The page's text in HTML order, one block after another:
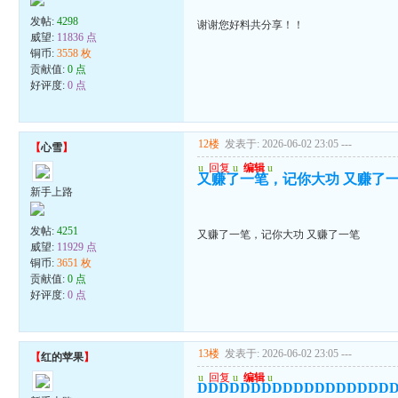
发帖:4298
威望: 11836 点
铜币:3558 枚
贡献值:0 点
好评度:0 点
谢谢您好料共分享！！
【心雪】
新手上路
发帖:4251
威望: 11929 点
铜币:3651 枚
贡献值:0 点
好评度:0 点
12楼 发表于: 2026-06-02 23:05 ---
u 回复 u 编辑 u
又赚了一笔，记你大功 又赚了
又赚了一笔，记你大功 又赚了一笔
【红的苹果】 13楼 发表于: 2026-06-02 23:05 ---
u 回复 u 编辑 u